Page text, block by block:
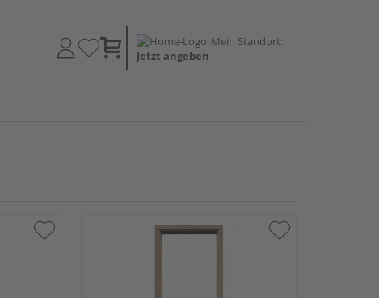
Mein Standort:
Jetzt angeben